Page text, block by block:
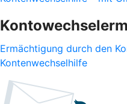
Ermächtigung durch den
Kontenwechselhilfe